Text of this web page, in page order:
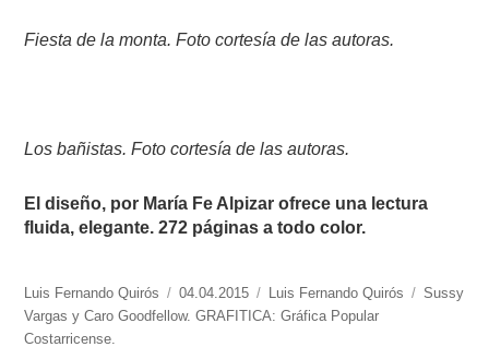
Fiesta de la monta. Foto cortesía de las autoras.
Los bañistas. Foto cortesía de las autoras.
El diseño, por María Fe Alpizar ofrece una lectura
fluida, elegante. 272 páginas a todo color.
https://www.experimenta.es/author/luis-
fernando-
quiros/
Luis Fernando Quirós
Publicado
el
04.04.2015 Categorías
Luis Fernando Quirós Etiquetas
Sussy
Vargas y Caro Goodfellow. GRAFITICA: Gráfica Popular
Costarricense.